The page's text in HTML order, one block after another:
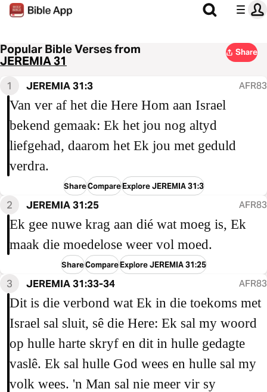
Popular Bible Verses from
JEREMIA 31
Share
1 JEREMIA 31:3 AFR83
Van ver af het die Here Hom aan Israel
bekend gemaak: Ek het jou nog altyd
liefgehad, daarom het Ek jou met geduld
verdra.
ShareCompareExplore JEREMIA 31:3
2 JEREMIA 31:25 AFR83
Ek gee nuwe krag aan dié wat moeg is, Ek
maak die moedelose weer vol moed.
ShareCompareExplore JEREMIA 31:25
3 JEREMIA 31:33-34 AFR83
Dit is die verbond wat Ek in die toekoms met
Israel sal sluit, sê die Here: Ek sal my woord
op hulle harte skryf en dit in hulle gedagte
vaslê. Ek sal hulle God wees en hulle sal my
volk wees. 'n Man sal nie meer vir sy